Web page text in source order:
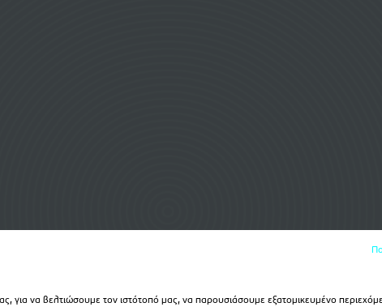
να βελτιώσουμε τον ιστότοπό μας, να παρουσιάσουμε εξατομικευμένο